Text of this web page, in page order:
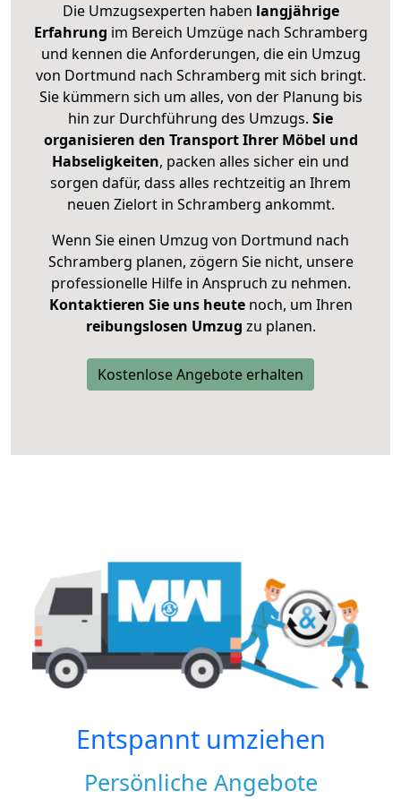
Die Umzugsexperten haben langjährige
Erfahrung im Bereich Umzüge nach Schramberg
und kennen die Anforderungen, die ein Umzug
von Dortmund nach Schramberg mit sich bringt.
Sie kümmern sich um alles, von der Planung bis
hin zur Durchführung des Umzugs. Sie
organisieren den Transport Ihrer Möbel und
Habseligkeiten, packen alles sicher ein und
sorgen dafür, dass alles rechtzeitig an Ihrem
neuen Zielort in Schramberg ankommt.
Wenn Sie einen Umzug von Dortmund nach
Schramberg planen, zögern Sie nicht, unsere
professionelle Hilfe in Anspruch zu nehmen.
Kontaktieren Sie uns heutenoch, um Ihren
reibungslosen Umzug zu planen.
Kostenlose Angebote erhalten
Entspannt umziehen
Persönliche Angebote